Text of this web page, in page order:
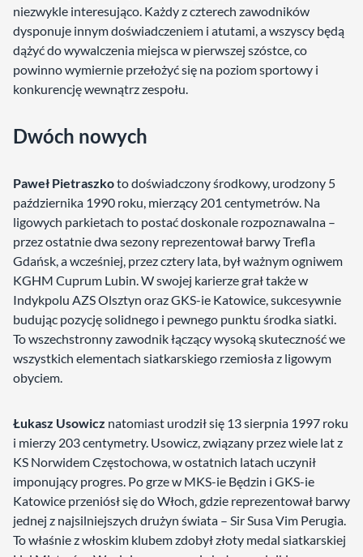
niezwykle interesująco. Każdy z czterech zawodników
dysponuje innym doświadczeniem i atutami, a wszyscy będą
dążyć do wywalczenia miejsca w pierwszej szóstce, co
powinno wymiernie przełożyć się na poziom sportowy i
konkurencję wewnątrz zespołu.
Dwóch nowych
Paweł Pietraszkoto doświadczony środkowy, urodzony 5
października 1990 roku, mierzący 201 centymetrów. Na
ligowych parkietach to postać doskonale rozpoznawalna –
przez ostatnie dwa sezony reprezentował barwy Trefla
Gdańsk, a wcześniej, przez cztery lata, był ważnym ogniwem
KGHM Cuprum Lubin. W swojej karierze grał także w
Indykpolu AZS Olsztyn oraz GKS-ie Katowice, sukcesywnie
budując pozycję solidnego i pewnego punktu środka siatki.
To wszechstronny zawodnik łączący wysoką skuteczność we
wszystkich elementach siatkarskiego rzemiosła z ligowym
obyciem.
Łukasz Usowicz natomiast urodził się 13 sierpnia 1997 roku
i mierzy 203 centymetry. Usowicz, związany przez wiele lat z
KS Norwidem Częstochowa, w ostatnich latach uczynił
imponujący progres. Po grze w MKS-ie Będzin i GKS-ie
Katowice przeniósł się do Włoch, gdzie reprezentował barwy
jednej z najsilniejszych drużyn świata – Sir Susa Vim Perugia.
To właśnie z włoskim klubem zdobył złoty medal siatkarskiej